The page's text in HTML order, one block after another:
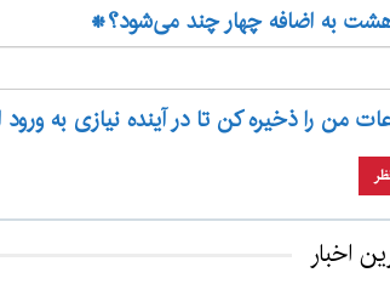
به اضافه چهار چند می‌شود؟*
من را ذخیره کن تا در آینده نیازی به
اخبار